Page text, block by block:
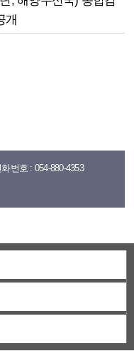
개
화번호 : 054-880-4353